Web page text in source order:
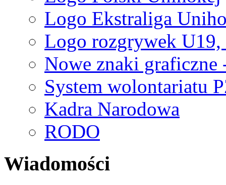
Logo Ekstraliga
Logo rozgrywek
Nowe znaki graficzne
System wolontariatu
Kadra Narodowa
RODO
Wiadomości